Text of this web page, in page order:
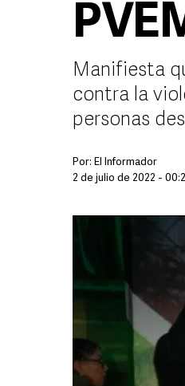
Manifiesta
contra la
personas
Por: El Informador
2 de julio de 2022 -